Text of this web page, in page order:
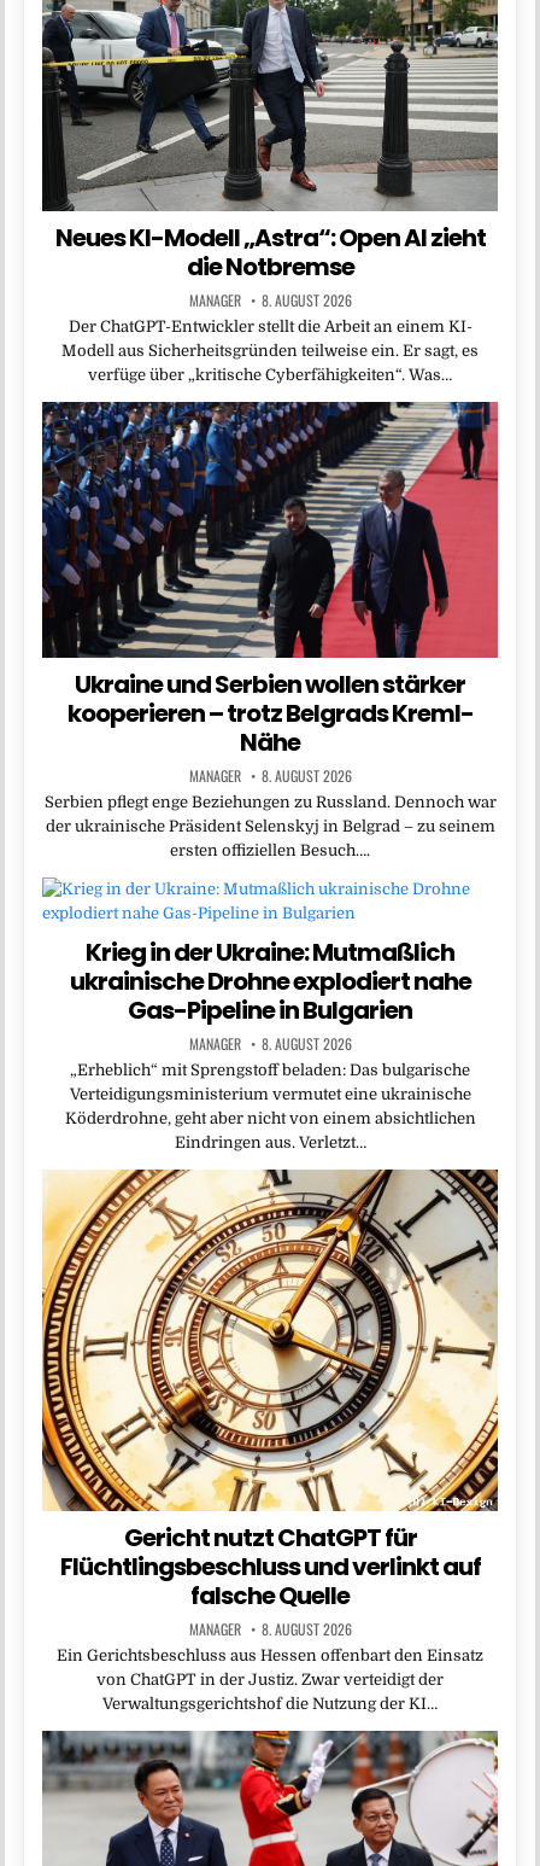
Neues KI-Modell „Astra“: Open AI zieht
die Notbremse
MANAGER 8. AUGUST 2026
Der ChatGPT-Entwickler stellt die Arbeit an einem KI-
Modell aus Sicherheitsgründen teilweise ein. Er sagt, es
verfüge über „kritische Cyberfähigkeiten“. Was…
Ukraine und Serbien wollen stärker
kooperieren – trotz Belgrads Kreml-
Nähe
MANAGER 8. AUGUST 2026
Serbien pflegt enge Beziehungen zu Russland. Dennoch war
der ukrainische Präsident Selenskyj in Belgrad – zu seinem
ersten offiziellen Besuch….
Krieg in der Ukraine: Mutmaßlich
ukrainische Drohne explodiert nahe
Gas-Pipeline in Bulgarien
MANAGER 8. AUGUST 2026
„Erheblich“ mit Sprengstoff beladen: Das bulgarische
Verteidigungsministerium vermutet eine ukrainische
Köderdrohne, geht aber nicht von einem absichtlichen
Eindringen aus. Verletzt…
Gericht nutzt ChatGPT für
Flüchtlingsbeschluss und verlinkt auf
falsche Quelle
MANAGER 8. AUGUST 2026
Ein Gerichtsbeschluss aus Hessen offenbart den Einsatz
von ChatGPT in der Justiz. Zwar verteidigt der
Verwaltungsgerichtshof die Nutzung der KI…